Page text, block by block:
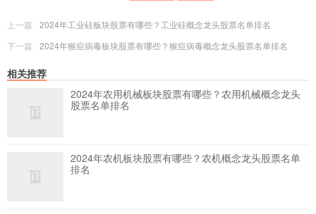
上一篇
2024年工业硅板块股票有哪些？工业硅概念龙头股票名单排名
下一篇
2024年猴痘病毒板块股票有哪些？猴痘病毒概念龙头股票名单排名
相关推荐
2024年农用机械板块股票有哪些？农用机械概念龙头
股票名单排名
2024年农机板块股票有哪些？农机概念龙头股票名单
排名